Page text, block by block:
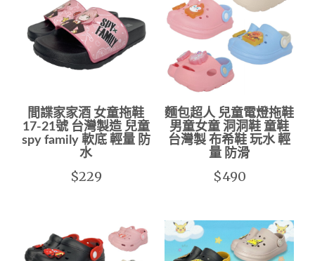
間諜家家酒 女童拖鞋
17-21號 台灣製造 兒童
spy family 軟底 輕量 防
水
$229
麵包超人 兒童電燈拖鞋
男童女童 洞洞鞋 童鞋
台灣製 布希鞋 玩水 輕
量 防滑
$490